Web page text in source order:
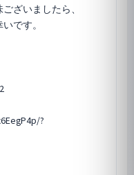
ざいましたら、
です。
?